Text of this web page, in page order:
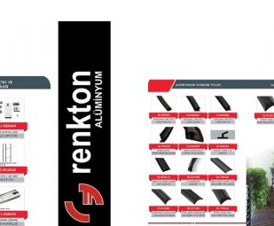
Cam
&
Kapı
Pencere